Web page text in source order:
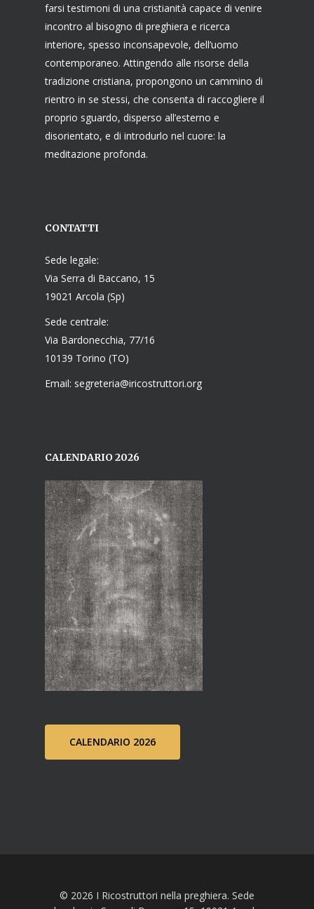
farsi testimoni di una cristianità capace di venire
incontro al bisogno di preghiera e ricerca
interiore, spesso inconsapevole, dell’uomo
contemporaneo. Attingendo alle risorse della
tradizione cristiana, propongono un cammino di
rientro in se stessi, che consenta di raccogliere il
proprio sguardo, disperso all’esterno e
disorientato, e di introdurlo nel cuore: la
meditazione profonda.
CONTATTI
Sede legale:
Via Serra di Baccano, 15
19021 Arcola (Sp)
Sede centrale:
Via Bardonecchia, 77/16
10139 Torino (TO)
Email: segreteria@iricostruttori.org
CALENDARIO 2026
CALENDARIO 2026
© 2026 I Ricostruttori nella preghiera. Sede